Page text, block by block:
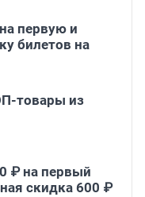
первую и
билетов на
товары из
₽ на первый
скидка 600 ₽